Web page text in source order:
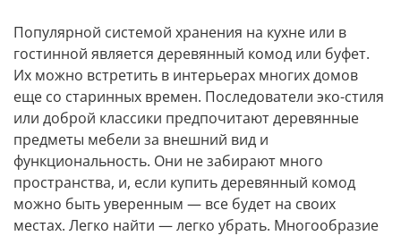
Популярной системой хранения на кухне или в
гостинной является деревянный комод или буфет.
Их можно встретить в интерьерах многих домов
еще со старинных времен. Последователи эко-стиля
или доброй классики предпочитают деревянные
предметы мебели за внешний вид и
функциональность. Они не забирают много
пространства, и, если купить деревянный комод
можно быть уверенным — все будет на своих
местах. Легко найти — легко убрать. Многообразие